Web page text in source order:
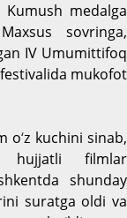
medalga
sovringa,
IV Umumittifoq
mukofot
o‘z kuchini sinab,
hujjatli filmlar
shunday
suratga oldi va